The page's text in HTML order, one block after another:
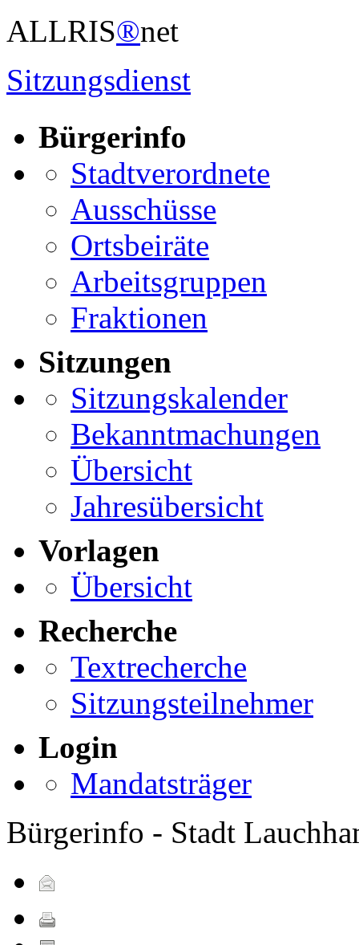
ALLRIS®net
Sitzungsdienst
Bürgerinfo
Stadtverordnete
Ausschüsse
Ortsbeiräte
Arbeitsgruppen
Fraktionen
Sitzungen
Sitzungskalender
Bekanntmachungen
Übersicht
Jahresübersicht
Vorlagen
Übersicht
Recherche
Textrecherche
Sitzungsteilnehmer
Login
Mandatsträger
Bürgerinfo - Stadt